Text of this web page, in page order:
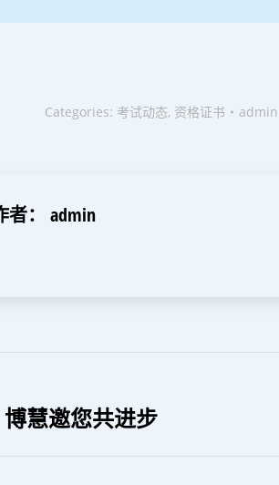
Categories: 考试动态, 资格证书 admin
者： admin
慧邀您共进步